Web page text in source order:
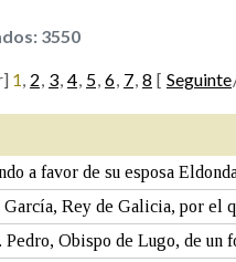
3550
1, 2, 3, 4, 5, 6, 7, 8 [ Seguinte
a favor de su esposa
Rey de Galicia, por el
Obispo de Lugo, de un